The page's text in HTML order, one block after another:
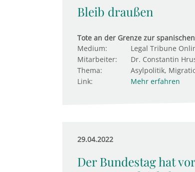
Bleib draußen
Tote an der Grenze zur
Medium:
Legal Tribune
Mitarbeiter:
Dr. Constantin
Thema:
Asylpolitik,
Link:
Mehr erfahren
29.04.2022
Der Bundestag hat